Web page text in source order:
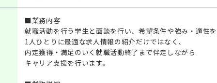
■業務内容
就職活動を行う学生と面談を行い、希望条件や強み・適性を
1人ひとりに最適な求人情報の紹介だけではなく、
内定獲得・満足のいく就職活動終了まで伴走しながら
キャリア支援を行います。